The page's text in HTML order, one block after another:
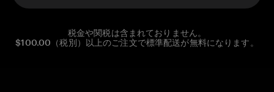
税金や関税は含まれておりません。
$100.00（税別）以上のご注文で標準配送が無料になります。